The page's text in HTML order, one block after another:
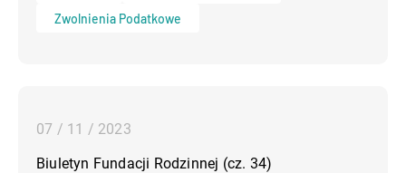
Zwolnienia Podatkowe
07 / 11 / 2023
Biuletyn Fundacji Rodzinnej (cz. 34)